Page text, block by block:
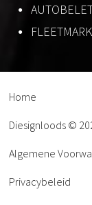
Home
Diesignloods ©
Algemene
Privacybeleid